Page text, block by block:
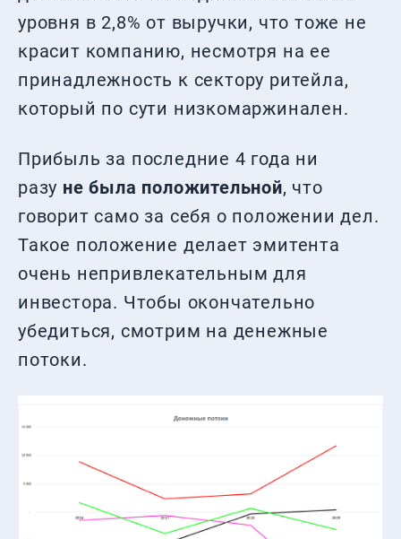
уровня в 2,8% от выручки, что тоже не
красит компанию, несмотря на ее
принадлежность к сектору ритейла,
который по сути низкомаржинален.
Прибыль за последние 4 года ни
разу не была положительной, что
говорит само за себя о положении дел.
Такое положение делает эмитента
очень непривлекательным для
инвестора. Чтобы окончательно
убедиться, смотрим на денежные
потоки.